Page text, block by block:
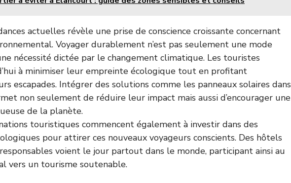
actuelles révèle une prise de conscience croissante concernant
Voyager durablement n’est pas seulement une mode
nécessité dictée par le changement climatique. Les touristes
à minimiser leur empreinte écologique tout en profitant
escapades. Intégrer des solutions comme les panneaux solaires dans
non seulement de réduire leur impact mais aussi d’encourager une
de la planète.
touristiques commencent également à investir dans des
pour attirer ces nouveaux voyageurs conscients. Des hôtels
voient le jour partout dans le monde, participant ainsi au
vers un tourisme soutenable.